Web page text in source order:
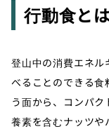
行動食とは
登山中の消費エネ
べることのできる食
う面から、コンパ
養素を含むナッツや